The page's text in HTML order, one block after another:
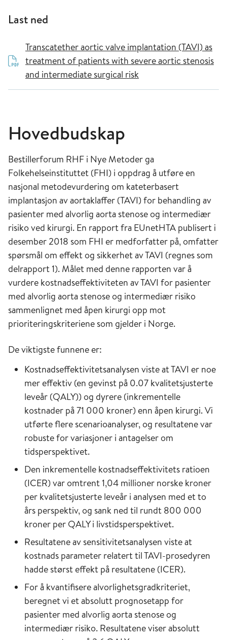
Last ned
Transcatether aortic valve implantation (TAVI) as
treatment of patients with severe aortic stenosis
and intermediate surgical risk
Hovedbudskap
Bestillerforum RHF i Nye Metoder ga
Folkehelseinstituttet (FHI) i oppdrag å utføre en
nasjonal metodevurdering om kateterbasert
implantasjon av aortaklaffer (TAVI) for behandling av
pasienter med alvorlig aorta stenose og intermediær
risiko ved kirurgi. En rapport fra EUnetHTA publisert i
desember 2018 som FHI er medforfatter på, omfatter
spørsmål om effekt og sikkerhet av TAVI (regnes som
delrapport 1). Målet med denne rapporten var å
vurdere kostnadseffektiviteten av TAVI for pasienter
med alvorlig aorta stenose og intermediær risiko
sammenlignet med åpen kirurgi opp mot
prioriteringskriteriene som gjelder i Norge.
De viktigste funnene er:
Kostnadseffektivitetsanalysen viste at TAVI er noe
mer effektiv (en gevinst på 0.07 kvalitetsjusterte
leveår (QALY)) og dyrere (inkrementelle
kostnader på 71 000 kroner) enn åpen kirurgi. Vi
utførte flere scenarioanalyser, og resultatene var
robuste for variasjoner i antagelser om
tidsperspektivet.
Den inkrementelle kostnadseffektivitets ratioen
(ICER) var omtrent 1,04 millioner norske kroner
per kvalitetsjusterte leveår i analysen med et to
års perspektiv, og sank ned til rundt 800 000
kroner per QALY i livstidsperspektivet.
Resultatene av sensitivitetsanalysen viste at
kostnads parameter relatert til TAVI-prosedyren
hadde størst effekt på resultatene (ICER).
For å kvantifisere alvorlighetsgradkriteriet,
beregnet vi et absolutt prognosetapp for
pasienter med alvorlig aorta stenose og
intermediær risiko. Resultatene viser absolutt